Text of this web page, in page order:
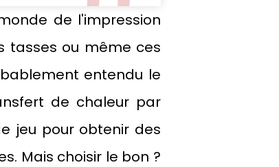
de l'impression
tasses ou même ces
entendu le
de chaleur par
jeu pour obtenir des
Mais choisir le bon ?